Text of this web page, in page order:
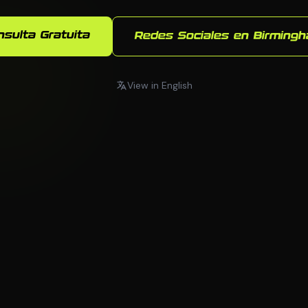
Gratuita Redes Sociales en
View in English